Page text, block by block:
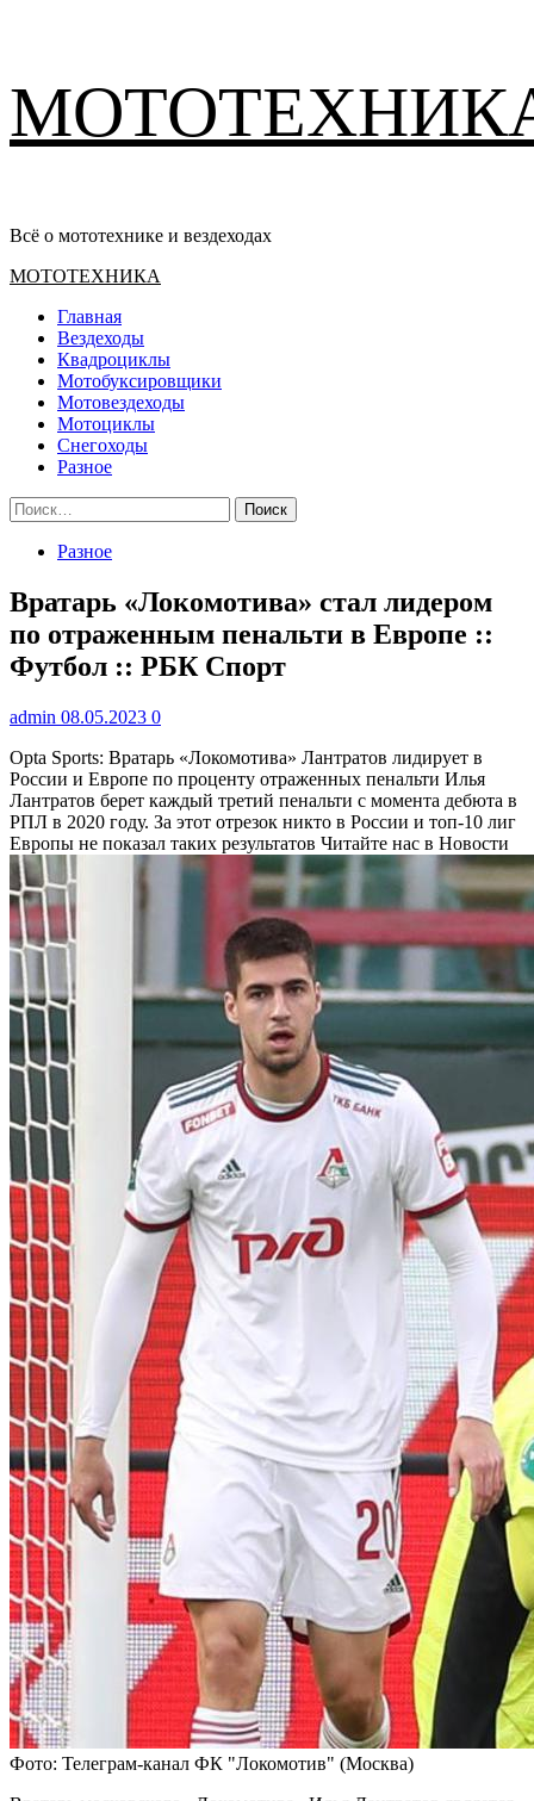
содержимому
Всё о мототехнике и вездеходах
Основное
МОТОТЕХНИКА
Главная
Вездеходы
Квадроциклы
Мотобуксировщики
Мотовездеходы
Мотоциклы
Снегоходы
Разное
Найти:
Разное
Вратарь «Локомотива» стал лидером
по отраженным пенальти в Европе ::
Футбол :: РБК Спорт
admin 08.05.2023 0
Opta Sports: Вратарь «Локомотива» Лантратов лидирует в
России и Европе по проценту отраженных пенальти Илья
Лантратов берет каждый третий пенальти с момента дебюта в
РПЛ в 2020 году. За этот отрезок никто в России и топ-10 лиг
Европы не показал таких результатов Читайте нас в Новости
Фото: Телеграм-канал ФК "Локомотив" (Москва)